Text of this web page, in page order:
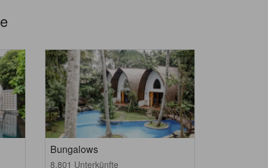
Bungalows
8.801 Unterkünfte